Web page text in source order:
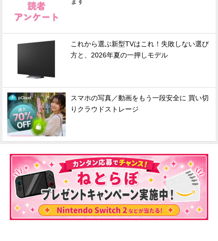
これから選ぶ新型TVはこれ！失敗しない選び
方と、2026年夏の一押しモデル
スマホの写真／動画をもう一段安全に 買い切
りクラウドストレージ